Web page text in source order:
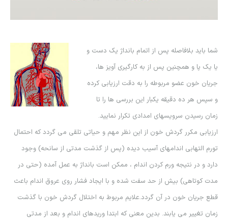
شما باید بلافاصله پس از اتمام بانداژ یک دست و
یا یک پا و همچنین پس از به کارگیری آویز ها،
جریان خون عضو مربوطه را به دقت ارزیابی کرده
و سپس هر ده دقیقه یکبار این بررسی ها را تا
زمان رسیدن سرویسهای امدادی تکرار نمایید.
ارزیابی مکرر گردش خون از این نظر مهم و حیاتی تلقی می گردد که احتمال
تورم التهابی اندامهای آسیب دیده (پس از گذشت مدتی از سانحه) وجود
دارد و در نتیجه ورم کردن اندام ، ممکن است بانداژ به عمل آمده (حتی در
مدت کوتاهی) بیش از حد سفت شده و با ایجاد فشار روی عروق اندام باعث
قطع جریان خون در آن گردد.علایم مربوط به اختلال گردش خون با گذشت
زمان تغییر می یابند. بدین معنی که ابتدا وریدهای اندام و بعد از مدتی